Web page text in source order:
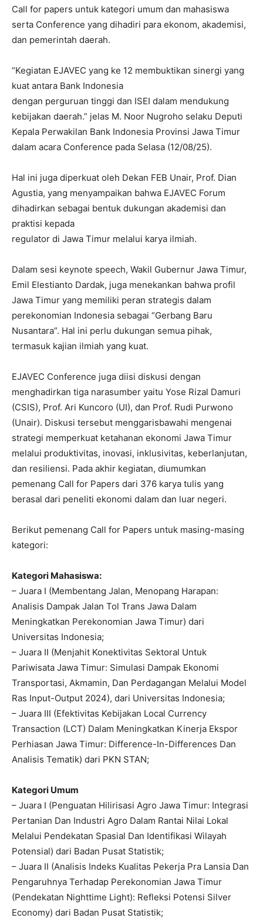
Call for papers untuk kategori umum dan mahasiswa
serta Conference yang dihadiri para ekonom, akademisi,
dan pemerintah daerah.
“Kegiatan EJAVEC yang ke 12 membuktikan sinergi yang
kuat antara Bank Indonesia
dengan perguruan tinggi dan ISEI dalam mendukung
kebijakan daerah.” jelas M. Noor Nugroho selaku Deputi
Kepala Perwakilan Bank Indonesia Provinsi Jawa Timur
dalam acara Conference pada Selasa (12/08/25).
Hal ini juga diperkuat oleh Dekan FEB Unair, Prof. Dian
Agustia, yang menyampaikan bahwa EJAVEC Forum
dihadirkan sebagai bentuk dukungan akademisi dan
praktisi kepada
regulator di Jawa Timur melalui karya ilmiah.
Dalam sesi keynote speech, Wakil Gubernur Jawa Timur,
Emil Elestianto Dardak, juga menekankan bahwa profil
Jawa Timur yang memiliki peran strategis dalam
perekonomian Indonesia sebagai “Gerbang Baru
Nusantara”. Hal ini perlu dukungan semua pihak,
termasuk kajian ilmiah yang kuat.
EJAVEC Conference juga diisi diskusi dengan
menghadirkan tiga narasumber yaitu Yose Rizal Damuri
(CSIS), Prof. Ari Kuncoro (UI), dan Prof. Rudi Purwono
(Unair). Diskusi tersebut menggarisbawahi mengenai
strategi memperkuat ketahanan ekonomi Jawa Timur
melalui produktivitas, inovasi, inklusivitas, keberlanjutan,
dan resiliensi. Pada akhir kegiatan, diumumkan
pemenang Call for Papers dari 376 karya tulis yang
berasal dari peneliti ekonomi dalam dan luar negeri.
Berikut pemenang Call for Papers untuk masing-masing
kategori:
Kategori Mahasiswa:
– Juara I (Membentang Jalan, Menopang Harapan:
Analisis Dampak Jalan Tol Trans Jawa Dalam
Meningkatkan Perekonomian Jawa Timur) dari
Universitas Indonesia;
– Juara II (Menjahit Konektivitas Sektoral Untuk
Pariwisata Jawa Timur: Simulasi Dampak Ekonomi
Transportasi, Akmamin, Dan Perdagangan Melalui Model
Ras Input-Output 2024), dari Universitas Indonesia;
– Juara III (Efektivitas Kebijakan Local Currency
Transaction (LCT) Dalam Meningkatkan Kinerja Ekspor
Perhiasan Jawa Timur: Difference-In-Differences Dan
Analisis Tematik) dari PKN STAN;
Kategori Umum
– Juara I (Penguatan Hilirisasi Agro Jawa Timur: Integrasi
Pertanian Dan Industri Agro Dalam Rantai Nilai Lokal
Melalui Pendekatan Spasial Dan Identifikasi Wilayah
Potensial) dari Badan Pusat Statistik;
– Juara II (Analisis Indeks Kualitas Pekerja Pra Lansia Dan
Pengaruhnya Terhadap Perekonomian Jawa Timur
(Pendekatan Nighttime Light): Refleksi Potensi Silver
Economy) dari Badan Pusat Statistik;